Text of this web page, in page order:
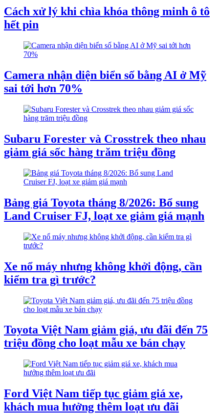
Cách xử lý khi chìa khóa thông minh ô tô
hết pin
Camera nhận diện biển số bằng AI ở Mỹ
sai tới hơn 70%
Subaru Forester và Crosstrek theo nhau
giảm giá sốc hàng trăm triệu đồng
Bảng giá Toyota tháng 8/2026: Bổ sung
Land Cruiser FJ, loạt xe giảm giá mạnh
Xe nổ máy nhưng không khởi động, cần
kiểm tra gì trước?
Toyota Việt Nam giảm giá, ưu đãi đến 75
triệu đồng cho loạt mẫu xe bán chạy
Ford Việt Nam tiếp tục giảm giá xe,
khách mua hưởng thêm loạt ưu đãi